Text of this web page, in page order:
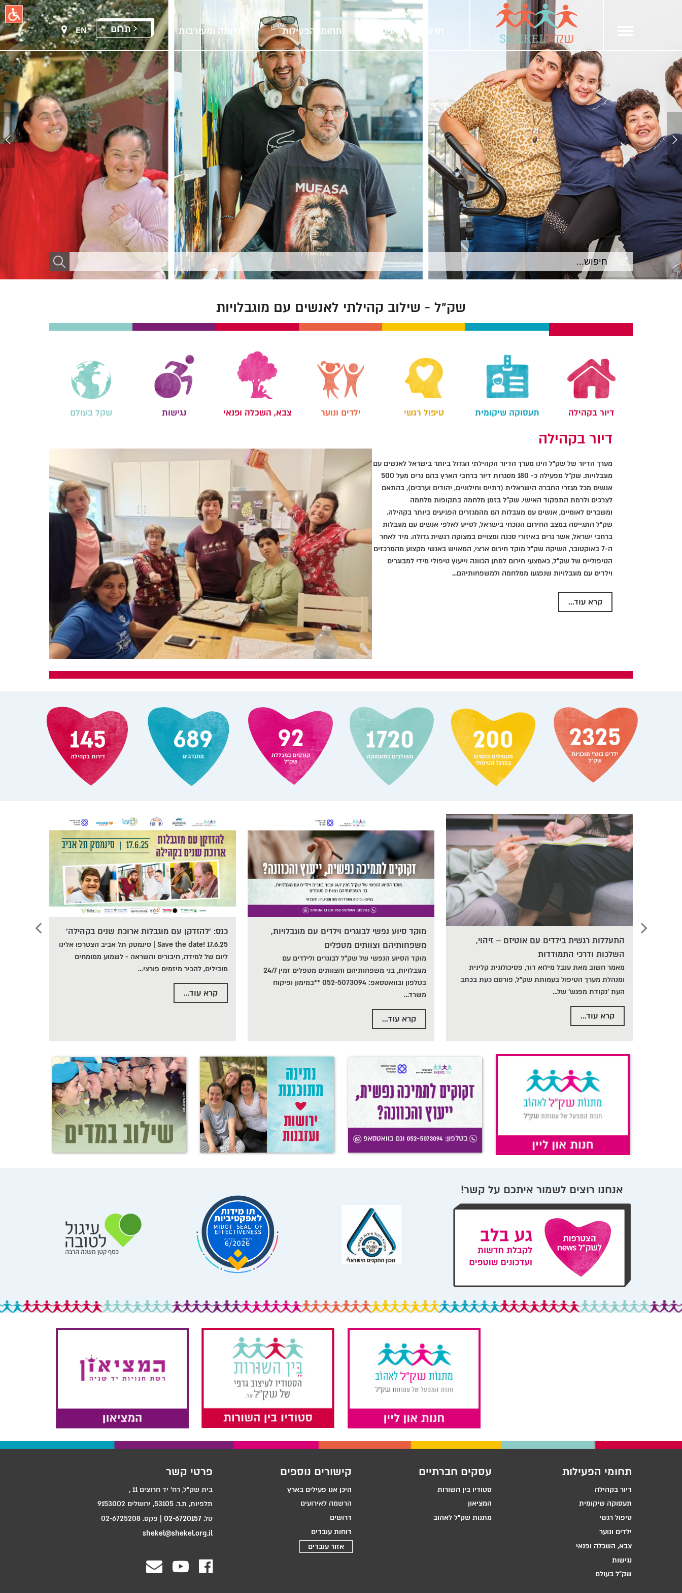
אנטר
כדי
לעבור
לאזור
חדשות ואירועים תחומי הפעילות תרומה ומעורבות תרום EN
שק״ל - שילוב קהילתי לאנשים עם מוגבלויות
דיור בקהילה תעסוקה שיקומית טיפול רגשי ילדים ונוער צבא, השכלה ופנאי נגישות שקל בעולם
דיור בקהילה
מערך הדיור של שק"ל הינו מערך הדיור הקהילתי הגדול ביותר בישראל לאנשים עם
מוגבלויות. שק"ל מפעילה כ- 180 מסגרות דיור ברחבי הארץ בהם גרים מעל 500
אנשים מכל מגזרי החברה הישראלית (דתיים וחילוניים, יהודים וערבים), בהתאם
לצרכים ולרמת התפקוד האישי. שק"ל בזמן מלחמה בתקופות מלחמה
ומשברים לאומיים, אנשים עם מוגבלות הם מהמגזרים הפגיעים ביותר בקהילה.
שק"ל התגייסה במצב החירום הנוכחי בישראל, לסייע לאלפי אנשים עם מוגבלות
ברחבי ישראל, אשר גרים באיזורי סכנה ומצויים במצוקה רגשית גדולה. מיד לאחר
ה-7 באוקטובר, השיקה שק"ל מוקד חירום ארצי, המאויש באנשי מקצוע מהמרכזים
הטיפוליים של שק"ל, כאמצעי חירום למתן הכוונה וייעוץ טיפולי מידי למבוגרים
וילדים עם מוגבלויות שנפגעו ממלחמה ולמשפחותיהם...
קרא עוד...
התעללות רגשית בילדים עם אוטיזם – זיהוי,
השלכות ודרכי התמודדות
מאמר חשוב מאת ענבל מילוא דוד, פסיכולוגית קלינית
ומנהלת מערך הטיפול בעמותת שק״ל, פורסם כעת בכתב
העת 'נקודת מפגש' של…
קרא עוד...
מוקד סיוע נפשי לבוגרים וילדים עם מוגבלויות,
משפחותיהם וצוותים מטפלים
מוקד הסיוע הנפשי של שק"ל לבוגרים ולילדים עם
מוגבלויות, בני משפחותיהם והצוותים מטפלים זמין 24/7
בטלפון ובוואטסאפ: 052-5073094 **במימון ופיקוח
משרד…
קרא עוד...
כנס: 'להזדקן עם מוגבלות ארוכת שנים בקהילה'
Save the date! 17.6.25 | סינמטק תל אביב הצטרפו אלינו
ליום של למידה, חיבורים והשראה - לשמוע ממומחים
מובילים, להכיר מיזמים פורצי…
קרא עוד...
אנחנו רוצים לשמור איתכם על קשר!
תחומי הפעילות
דיור בקהילה
תעסוקה שיקומית
טיפול רגשי
ילדים ונוער
צבא, השכלה ופנאי
נגישות
שק״ל בעולם
עסקים חברתיים
סטודיו בין השורות
המציאון
מתנות שק״ל לאהוב
קישורים נוספים
היכן אנו פעילים בארץ
הרשמה לאירועים
דרושים
דוחות עובדים
אזור עובדים
פרטי קשר
בית שק"ל, רח‘ יד חרוצים 11 ,
תלפיות, ת.ד. 53105, ירושלים 9153002
טל. 02-6720157 | פקס. 02-6725208
shekel@shekel.org.il